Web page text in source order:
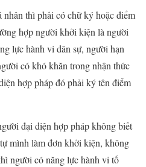
thì phải có chữ ký hoặc điểm
hợp người khởi kiện là người
lực hành vi dân sự, người hạn
có khó khăn trong nhận thức
hợp pháp đó phải ký tên điểm
đại diện hợp pháp không biết
mình làm đơn khởi kiện, không
người có năng lực hành vi tố